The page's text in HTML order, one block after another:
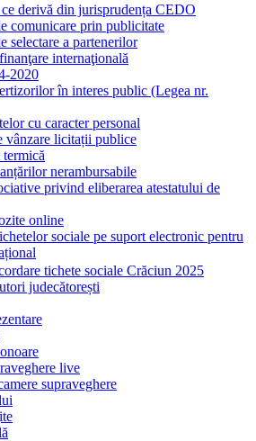
derivă din jurisprudența CEDO
comunicare prin publicitate
selectare a partenerilor
internaţională
2020
în interes public (Legea nr.
cu caracter personal
vânzare licitații publice
nerambursabile
privind eliberarea atestatului de
online
sociale pe suport electronic pentru
tichete sociale Crăciun 2025
judecătorești
live
supraveghere